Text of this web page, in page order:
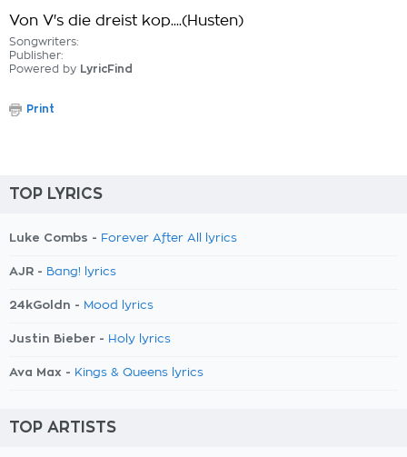
Von V's die dreist kop....(Husten)
Songwriters:
Publisher:
Powered by LyricFind
Print
TOP LYRICS
Luke Combs - Forever After All lyrics
AJR - Bang! lyrics
24kGoldn - Mood lyrics
Justin Bieber - Holy lyrics
Ava Max - Kings & Queens lyrics
TOP ARTISTS